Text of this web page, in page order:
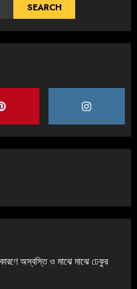
SEARCH
অস্বস্তি ও মাঝে মাঝে ঢেকুর